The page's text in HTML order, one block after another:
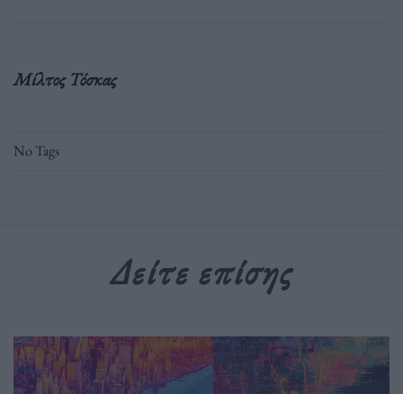
Μίλτος Τόσκας
No Tags
Δείτε επίσης